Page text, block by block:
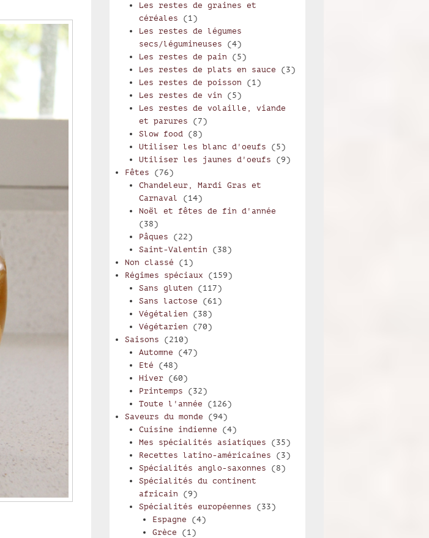
Les restes de graines et
céréales (1)
Les restes de légumes
secs/légumineuses (4)
Les restes de pain (5)
Les restes de plats en sauce (3)
Les restes de poisson (1)
Les restes de vin (5)
Les restes de volaille, viande
et parures (7)
Slow food(8)
Utiliser les blanc d'oeufs (5)
Utiliser les jaunes d'oeufs (9)
Fêtes (76)
Chandeleur, Mardi Gras et
Carnaval (14)
Noël et fêtes de fin d'année
(38)
Pâques (22)
Saint-Valentin (38)
Non classé (1)
Régimes spéciaux (159)
Sans gluten (117)
Sans lactose (61)
Végétalien (38)
Végétarien (70)
Saisons (210)
Automne (47)
Eté (48)
Hiver(60)
Printemps (32)
Toute l'année (126)
Saveurs du monde (94)
Cuisine indienne (4)
Mes spécialités asiatiques (35)
Recettes latino-américaines (3)
Spécialités anglo-saxonnes (8)
Spécialités du continent
africain (9)
Spécialités européennes (33)
Espagne (4)
Grèce (1)